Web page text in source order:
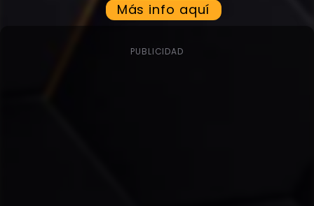
Más info aquí
PUBLICIDAD